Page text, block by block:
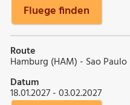
Fluege finden
Route
Hamburg (HAM) - Sao Paulo
Datum
18.01.2027 - 03.02.2027